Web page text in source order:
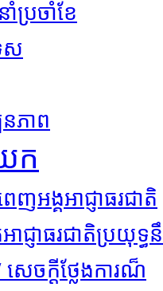
ាំប្រចាំខែ
ស
ភាព
ក
ញអង្គអាជ្ញាធរជាតិ
ាជ្ញាធរជាតិប្រយុទ្
េចក្តីថ្លែងការណ៏